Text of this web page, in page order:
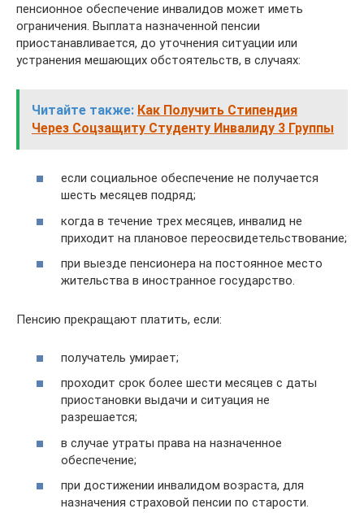
пенсионное обеспечение инвалидов может иметь
ограничения. Выплата назначенной пенсии
приостанавливается, до уточнения ситуации или
устранения мешающих обстоятельств, в случаях:
Читайте также: Как Получить Стипендия
Через Соцзащиту Студенту Инвалиду 3 Группы
если социальное обеспечение не получается
шесть месяцев подряд;
когда в течение трех месяцев, инвалид не
приходит на плановое переосвидетельствование;
при выезде пенсионера на постоянное место
жительства в иностранное государство.
Пенсию прекращают платить, если:
получатель умирает;
проходит срок более шести месяцев с даты
приостановки выдачи и ситуация не
разрешается;
в случае утраты права на назначенное
обеспечение;
при достижении инвалидом возраста, для
назначения страховой пенсии по старости.